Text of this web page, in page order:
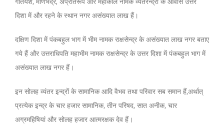
गीतयश, मणिभद्र, अप्रतिरूप और महाकाल नामक व्यंतरेन्द्रों के आवास उत्तर
दिशा में और रहने के स्थान नगर असंख्यात लाख हैं।
दक्षिण दिशा में पंकबहुल भाग में भीम नामक राक्षसेन्द्र के असंख्यात लाख नगर बताए
गये हैं और उत्तराधिपति महाभीम नामक राक्षसेन्द्र के उत्तर दिशा में पंकबहुल भाग में
असंख्यात लाख नगर हैं।
इन सोलह व्यंतर इन्द्रों के सामानिक आदि वैभव तथा परिवार सब समान हैं,अर्थात्
प्रत्येक इन्द्र के चार हजार सामानिक, तीन परिषद, सात अनीक, चार
अग्रमहिषियां और सोलह हजार आत्मरक्षक देव हैं।